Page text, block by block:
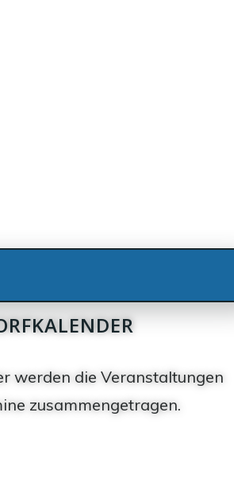
werden die Veranstaltungen
zusammengetragen.